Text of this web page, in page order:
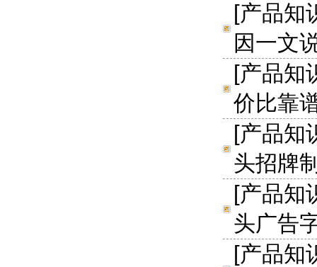
[产品知
因一文
[产品知
价比靠
[产品知
头招牌
[产品知
头广告
[产品知